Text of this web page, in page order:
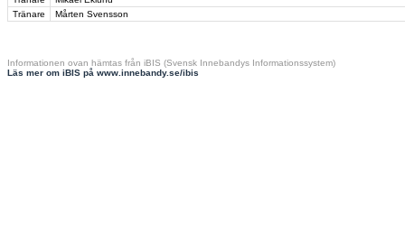
Tränare
Mårten Svensson
Informationen ovan hämtas från iBIS (Svensk Innebandys Informationssystem)
Läs mer om iBIS på www.innebandy.se/ibis